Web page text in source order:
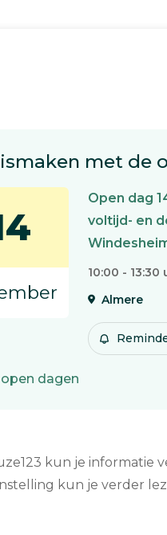
met de
Open dag
voltijd- en
10:00 - 13:30
Almere
dagen
kun je informatie
kun je verder